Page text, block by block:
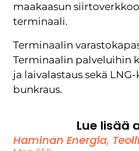
maakaasun
terminaali.
Terminaalin
Terminaalin palveluihin
ja laivalastaus sekä
bunkraus.
Lue lisää
Haminan Energia,